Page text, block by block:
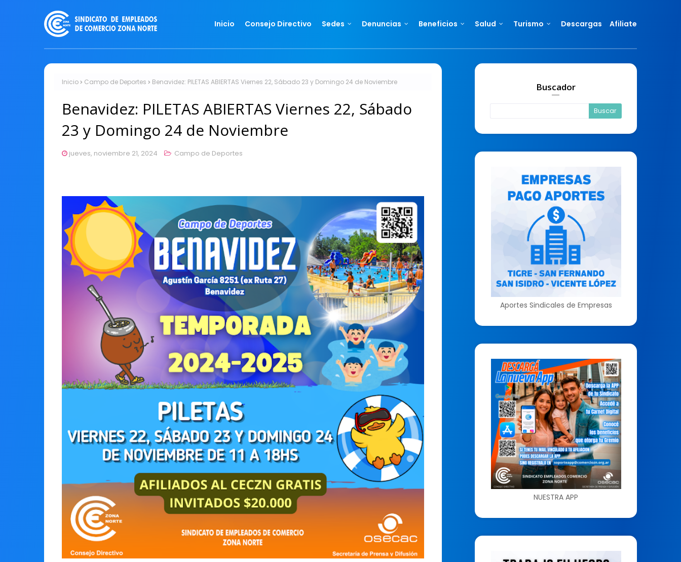
Inicio Consejo Directivo Sedes Denuncias Beneficios Salud Turismo Descargas Afiliate
Inicio Campo de Deportes Benavidez: PILETAS ABIERTAS Viernes 22, Sábado 23 y Domingo 24 de Noviembre
Benavidez: PILETAS ABIERTAS Viernes 22, Sábado
23 y Domingo 24 de Noviembre
jueves, noviembre 21, 2024 Campo de Deportes
Buscador
Aportes Sindicales de Empresas
NUESTRA APP